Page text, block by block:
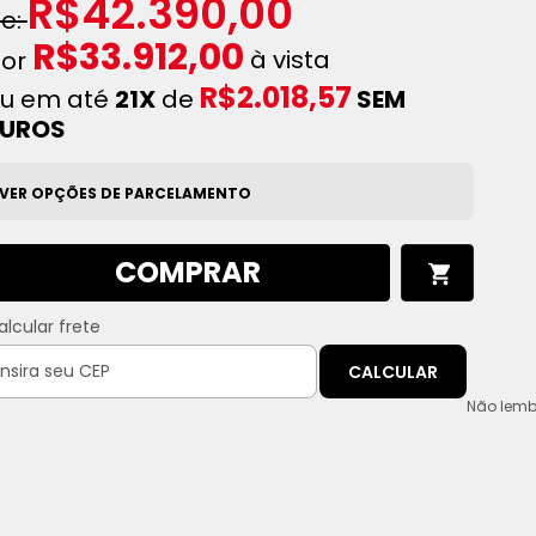
R$42.390,00
R$33.912,00 à vista
em até 21Xde R$2.018,57 SEM
OPÇÕES DE PARCELAMENTO
COMPRAR
frete
CALCULAR
Não